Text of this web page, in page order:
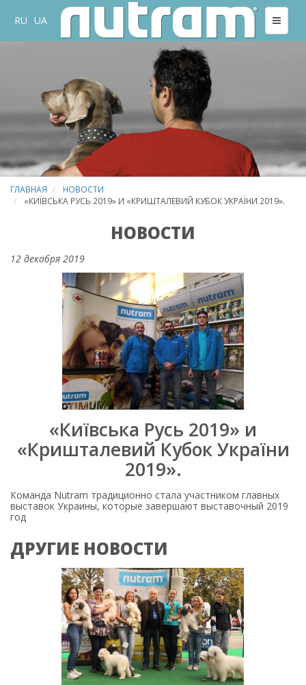
RU UA
ГЛАВНАЯ
НОВОСТИ
«КИЇВСЬКА РУСЬ 2019» И «КРИШТАЛЕВИЙ КУБОК УКРАЇНИ 2019».
НОВОСТИ
12 декабря 2019
«Київська Русь 2019» и
«Кришталевий Кубок України
2019».
Команда Nutram традиционно стала участником главных
выставок Украины, которые завершают выставочный 2019
год
ДРУГИЕ НОВОСТИ